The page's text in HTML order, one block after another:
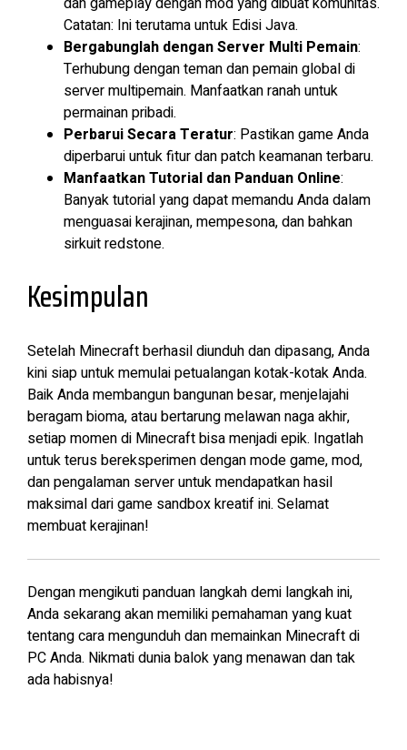
Catatan: Ini terutama untuk Edisi Java.
Bergabunglah dengan Server Multi Pemain:
Terhubung dengan teman dan pemain global di
server multipemain. Manfaatkan ranah untuk
permainan pribadi.
Perbarui Secara Teratur: Pastikan game Anda
diperbarui untuk fitur dan patch keamanan terbaru.
Manfaatkan Tutorial dan Panduan Online:
Banyak tutorial yang dapat memandu Anda dalam
menguasai kerajinan, mempesona, dan bahkan
sirkuit redstone.
Kesimpulan
Setelah Minecraft berhasil diunduh dan dipasang, Anda
kini siap untuk memulai petualangan kotak-kotak Anda.
Baik Anda membangun bangunan besar, menjelajahi
beragam bioma, atau bertarung melawan naga akhir,
setiap momen di Minecraft bisa menjadi epik. Ingatlah
untuk terus bereksperimen dengan mode game, mod,
dan pengalaman server untuk mendapatkan hasil
maksimal dari game sandbox kreatif ini. Selamat
membuat kerajinan!
Dengan mengikuti panduan langkah demi langkah ini,
Anda sekarang akan memiliki pemahaman yang kuat
tentang cara mengunduh dan memainkan Minecraft di
PC Anda. Nikmati dunia balok yang menawan dan tak
ada habisnya!